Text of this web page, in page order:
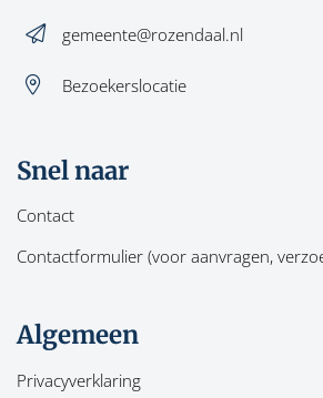
gemeente@rozendaal.nl
Bezoekerslocatie
Snel naar
Contact
Contactformulier (voor aanvragen,
Algemeen
Privacyverklaring